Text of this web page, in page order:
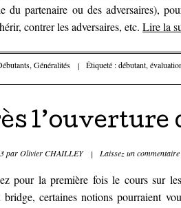
du partenaire ou des adversaires),
contrer les adversaires, etc. Lire la
, Généralités | Étiqueté :débutant,
l’ouverture
parOlivier CHAILLEY | Laissez un commentaire
pour la première fois le cours sur les
bridge, certaines notions pourraient